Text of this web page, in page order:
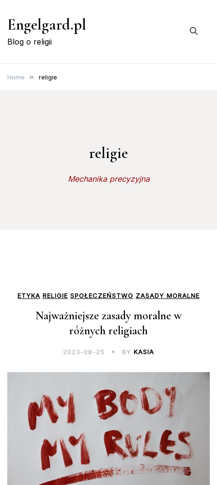
content
Engelgard.pl
Blog o religii
Home religie
religie
Mechanika precyzyjna
ETYKA RELIGIE SPOŁECZEŃSTWO ZASADY MORALNE
Najważniejsze zasady moralne w
różnych religiach
2023-08-25 BY KASIA